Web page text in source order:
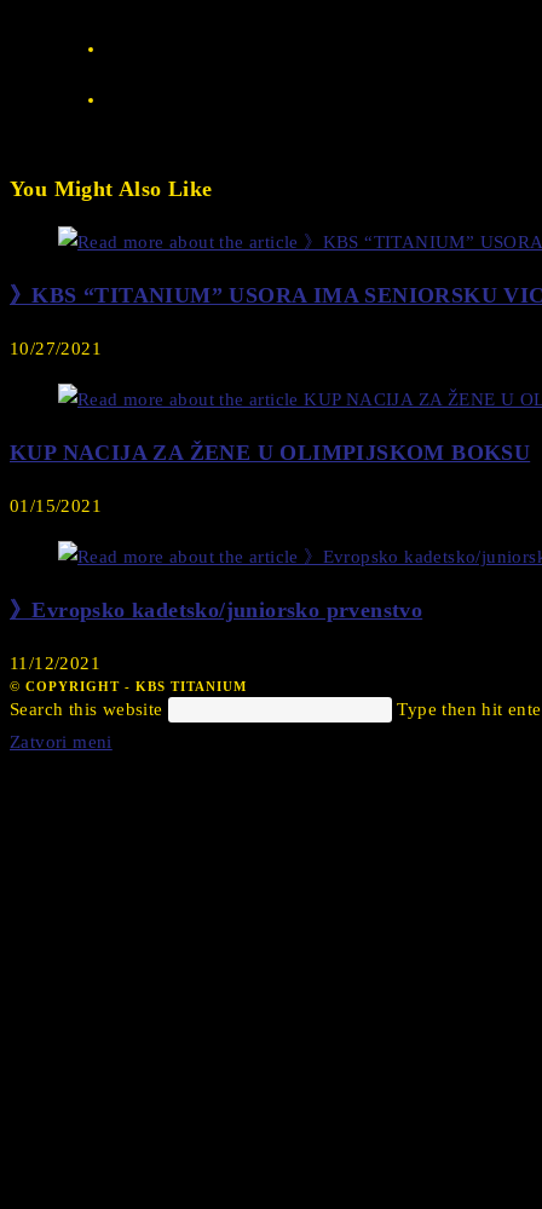
You Might Also Like
》KBS “TITANIUM” USORA IMA SENIORSKU
10/27/2021
KUP NACIJA ZA ŽENE U OLIMPIJSKOM BOKSU
01/15/2021
》Evropsko kadetsko/juniorsko prvenstvo
11/12/2021
© COPYRIGHT - KBS TITANIUM
Search this website
Type then hit
Zatvori meni